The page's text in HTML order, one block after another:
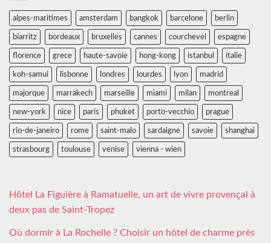
alpes-maritimes amsterdam bangkok barcelone berlin
biarritz bordeaux bruxelles cannes courchevel espagne
florence grece haute-savoie hong-kong istanbul italie
koh-samui lisbonne londres lourdes lyon madrid
majorque marrakech marseille miami milan montreal
new-york nice paris phuket porto-vecchio prague
rio-de-janeiro rome saint-malo sardaigne savoie shanghai
strasbourg toulouse venise vienna - wien
Hôtel La Figuière à Ramatuelle, un art de vivre provençal à
deux pas de Saint-Tropez
Où dormir à La Rochelle ? Choisir un hôtel de charme près